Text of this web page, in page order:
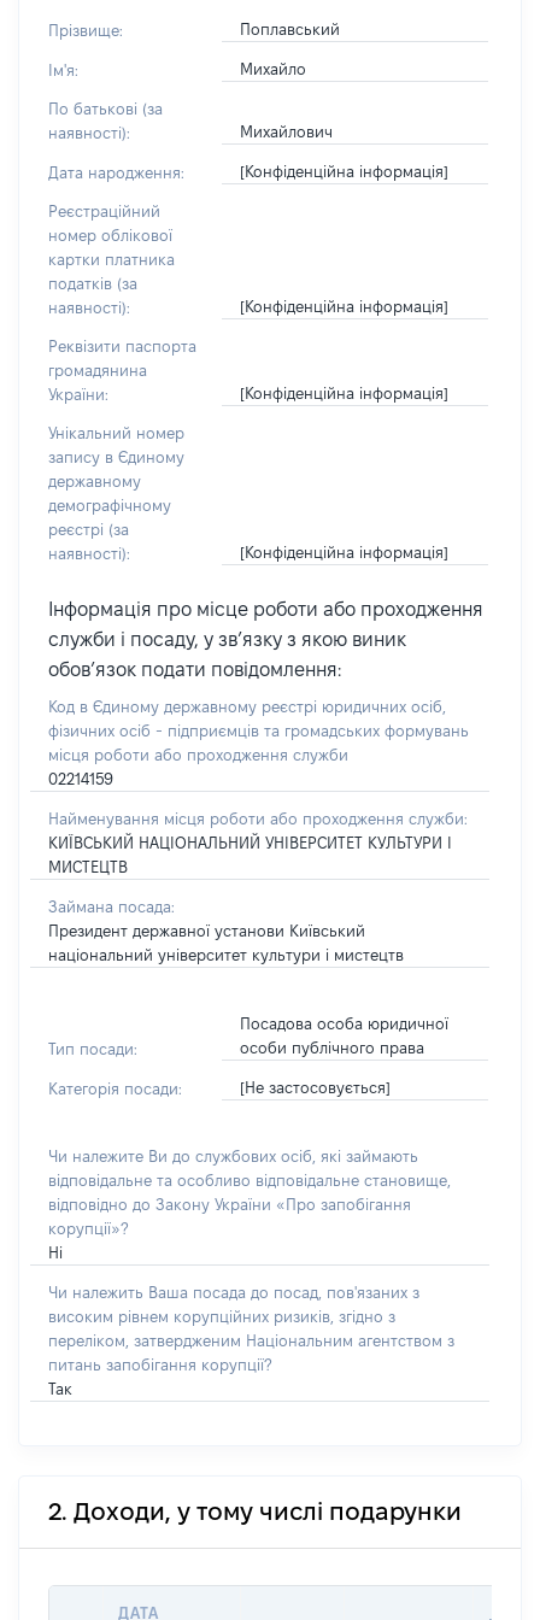
Прізвище: Поплавський
Ім'я: Михайло
По батькові (за
наявності):
Михайлович
Дата народження: [Конфіденційна інформація]
Реєстраційний
номер облікової
картки платника
податків (за
наявності):
[Конфіденційна інформація]
Реквізити паспорта
громадянина
України:
[Конфіденційна інформація]
Унікальний номер
запису в Єдиному
державному
демографічному
реєстрі (за
наявності):
[Конфіденційна інформація]
Інформація про місце роботи або проходження
служби і посаду, у зв’язку з якою виник
обов’язок подати повідомлення:
Код в Єдиному державному реєстрі юридичних осіб,
фізичних осіб - підприємців та громадських формувань
місця роботи або проходження служби
02214159
Найменування місця роботи або проходження служби:
КИЇВСЬКИЙ НАЦІОНАЛЬНИЙ УНІВЕРСИТЕТ КУЛЬТУРИ І
МИСТЕЦТВ
Займана посада:
Президент державної установи Київський
національний університет культури і мистецтв
Тип посади:
Посадова особа юридичної
особи публічного права
Категорія посади: [Не застосовується]
Чи належите Ви до службових осіб, які займають
відповідальне та особливо відповідальне становище,
відповідно до Закону України «Про запобігання
корупції»?
Ні
Чи належить Ваша посада до посад, пов'язаних з
високим рівнем корупційних ризиків, згідно з
переліком, затвердженим Національним агентством з
питань запобігання корупції?
Так
2. Доходи, у тому числі подарунки
ДАТА